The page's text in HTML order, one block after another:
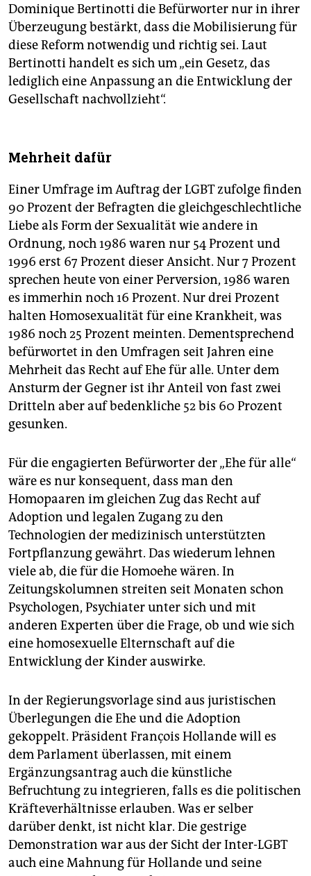
Dominique Bertinotti die Befürworter nur in ihrer
Überzeugung bestärkt, dass die Mobilisierung für
diese Reform notwendig und richtig sei. Laut
Bertinotti handelt es sich um „ein Gesetz, das
lediglich eine Anpassung an die Entwicklung der
Gesellschaft nachvollzieht“.
Mehrheit dafür
Einer Umfrage im Auftrag der LGBT zufolge finden
90 Prozent der Befragten die gleichgeschlechtliche
Liebe als Form der Sexualität wie andere in
Ordnung, noch 1986 waren nur 54 Prozent und
1996 erst 67 Prozent dieser Ansicht. Nur 7 Prozent
sprechen heute von einer Perversion, 1986 waren
es immerhin noch 16 Prozent. Nur drei Prozent
halten Homosexualität für eine Krankheit, was
1986 noch 25 Prozent meinten. Dementsprechend
befürwortet in den Umfragen seit Jahren eine
Mehrheit das Recht auf Ehe für alle. Unter dem
Ansturm der Gegner ist ihr Anteil von fast zwei
Dritteln aber auf bedenkliche 52 bis 60 Prozent
gesunken.
Für die engagierten Befürworter der „Ehe für alle“
wäre es nur konsequent, dass man den
Homopaaren im gleichen Zug das Recht auf
Adoption und legalen Zugang zu den
Technologien der medizinisch unterstützten
Fortpflanzung gewährt. Das wiederum lehnen
viele ab, die für die Homoehe wären. In
Zeitungskolumnen streiten seit Monaten schon
Psychologen, Psychiater unter sich und mit
anderen Experten über die Frage, ob und wie sich
eine homosexuelle Elternschaft auf die
Entwicklung der Kinder auswirke.
In der Regierungsvorlage sind aus juristischen
Überlegungen die Ehe und die Adoption
gekoppelt. Präsident François Hollande will es
dem Parlament überlassen, mit einem
Ergänzungsantrag auch die künstliche
Befruchtung zu integrieren, falls es die politischen
Kräfteverhältnisse erlauben. Was er selber
darüber denkt, ist nicht klar. Die gestrige
Demonstration war aus der Sicht der Inter-LGBT
auch eine Mahnung für Hollande und seine